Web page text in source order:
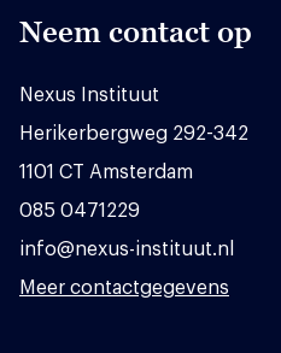
Neem contact op
Nexus Instituut
Herikerbergweg 292-342
1101 CT Amsterdam
085 0471229
info@nexus-instituut.nl
Meer contactgegevens